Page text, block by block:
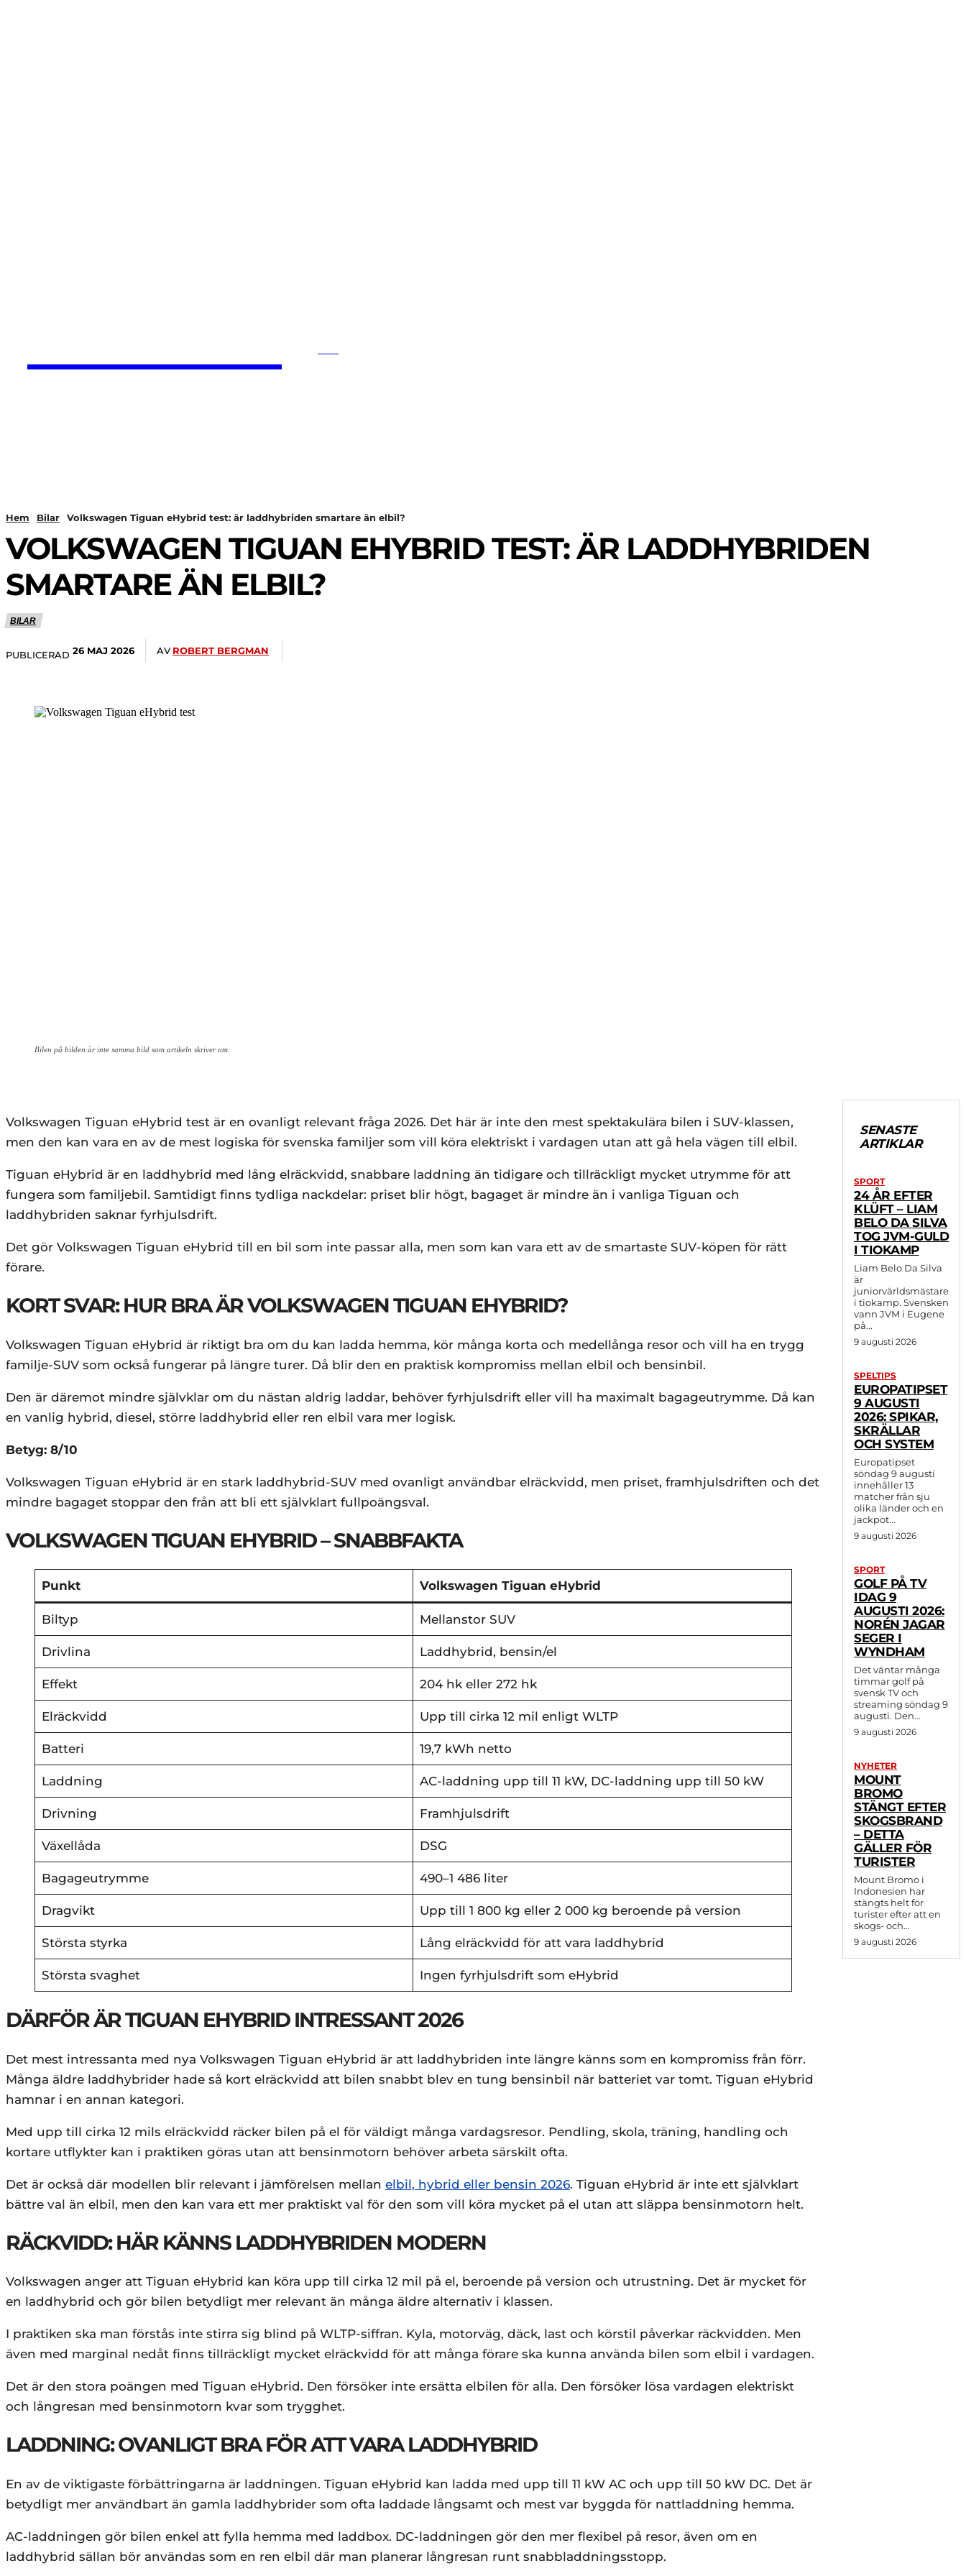
Hem Bilar Volkswagen Tiguan eHybrid test: är laddhybriden smartare än elbil?
VOLKSWAGEN TIGUAN EHYBRID TEST: ÄR LADDHYBRIDEN
SMARTARE ÄN ELBIL?
BILAR
PUBLICERAD 26 MAJ 2026 AV ROBERT BERGMAN
Bilen på bilden är inte samma bild som artikeln skriver om.
Volkswagen Tiguan eHybrid test är en ovanligt relevant fråga 2026. Det här är inte den mest spektakulära bilen i SUV-klassen,
men den kan vara en av de mest logiska för svenska familjer som vill köra elektriskt i vardagen utan att gå hela vägen till elbil.
Tiguan eHybrid är en laddhybrid med lång elräckvidd, snabbare laddning än tidigare och tillräckligt mycket utrymme för att
fungera som familjebil. Samtidigt finns tydliga nackdelar: priset blir högt, bagaget är mindre än i vanliga Tiguan och
laddhybriden saknar fyrhjulsdrift.
Det gör Volkswagen Tiguan eHybrid till en bil som inte passar alla, men som kan vara ett av de smartaste SUV-köpen för rätt
förare.
KORT SVAR: HUR BRA ÄR VOLKSWAGEN TIGUAN EHYBRID?
Volkswagen Tiguan eHybrid är riktigt bra om du kan ladda hemma, kör många korta och medellånga resor och vill ha en trygg
familje-SUV som också fungerar på längre turer. Då blir den en praktisk kompromiss mellan elbil och bensinbil.
Den är däremot mindre självklar om du nästan aldrig laddar, behöver fyrhjulsdrift eller vill ha maximalt bagageutrymme. Då kan
en vanlig hybrid, diesel, större laddhybrid eller ren elbil vara mer logisk.
Betyg: 8/10
Volkswagen Tiguan eHybrid är en stark laddhybrid-SUV med ovanligt användbar elräckvidd, men priset, framhjulsdriften och det
mindre bagaget stoppar den från att bli ett självklart fullpoängsval.
VOLKSWAGEN TIGUAN EHYBRID – SNABBFAKTA
Punkt Volkswagen Tiguan eHybrid
Biltyp Mellanstor SUV
Drivlina Laddhybrid, bensin/el
Effekt 204 hk eller 272 hk
Elräckvidd Upp till cirka 12 mil enligt WLTP
Batteri 19,7 kWh netto
Laddning AC-laddning upp till 11 kW, DC-laddning upp till 50 kW
Drivning Framhjulsdrift
Växellåda DSG
Bagageutrymme 490–1 486 liter
Dragvikt Upp till 1 800 kg eller 2 000 kg beroende på version
Största styrka Lång elräckvidd för att vara laddhybrid
Största svaghet Ingen fyrhjulsdrift som eHybrid
DÄRFÖR ÄR TIGUAN EHYBRID INTRESSANT 2026
Det mest intressanta med nya Volkswagen Tiguan eHybrid är att laddhybriden inte längre känns som en kompromiss från förr.
Många äldre laddhybrider hade så kort elräckvidd att bilen snabbt blev en tung bensinbil när batteriet var tomt. Tiguan eHybrid
hamnar i en annan kategori.
Med upp till cirka 12 mils elräckvidd räcker bilen på el för väldigt många vardagsresor. Pendling, skola, träning, handling och
kortare utflykter kan i praktiken göras utan att bensinmotorn behöver arbeta särskilt ofta.
Det är också där modellen blir relevant i jämförelsen mellan elbil, hybrid eller bensin 2026. Tiguan eHybrid är inte ett självklart
bättre val än elbil, men den kan vara ett mer praktiskt val för den som vill köra mycket på el utan att släppa bensinmotorn helt.
RÄCKVIDD: HÄR KÄNNS LADDHYBRIDEN MODERN
Volkswagen anger att Tiguan eHybrid kan köra upp till cirka 12 mil på el, beroende på version och utrustning. Det är mycket för
en laddhybrid och gör bilen betydligt mer relevant än många äldre alternativ i klassen.
I praktiken ska man förstås inte stirra sig blind på WLTP-siffran. Kyla, motorväg, däck, last och körstil påverkar räckvidden. Men
även med marginal nedåt finns tillräckligt mycket elräckvidd för att många förare ska kunna använda bilen som elbil i vardagen.
Det är den stora poängen med Tiguan eHybrid. Den försöker inte ersätta elbilen för alla. Den försöker lösa vardagen elektriskt
och långresan med bensinmotorn kvar som trygghet.
LADDNING: OVANLIGT BRA FÖR ATT VARA LADDHYBRID
En av de viktigaste förbättringarna är laddningen. Tiguan eHybrid kan ladda med upp till 11 kW AC och upp till 50 kW DC. Det är
betydligt mer användbart än gamla laddhybrider som ofta laddade långsamt och mest var byggda för nattladdning hemma.
AC-laddningen gör bilen enkel att fylla hemma med laddbox. DC-laddningen gör den mer flexibel på resor, även om en
laddhybrid sällan bör användas som en ren elbil där man planerar långresan runt snabbladdningsstopp.
SENASTE
ARTIKLAR
SPORT
24 ÅR EFTER
KLÜFT – LIAM
BELO DA SILVA
TOG JVM-GULD
I TIOKAMP
Liam Belo Da Silva
är
juniorvärldsmästare
i tiokamp. Svensken
vann JVM i Eugene
på...
9 augusti 2026
SPELTIPS
EUROPATIPSET
9 AUGUSTI
2026: SPIKAR,
SKRÄLLAR
OCH SYSTEM
Europatipset
söndag 9 augusti
innehåller 13
matcher från sju
olika länder och en
jackpot...
9 augusti 2026
SPORT
GOLF PÅ TV
IDAG 9
AUGUSTI 2026:
NORÉN JAGAR
SEGER I
WYNDHAM
Det väntar många
timmar golf på
svensk TV och
streaming söndag 9
augusti. Den...
9 augusti 2026
NYHETER
MOUNT
BROMO
STÄNGT EFTER
SKOGSBRAND
– DETTA
GÄLLER FÖR
TURISTER
Mount Bromo i
Indonesien har
stängts helt för
turister efter att en
skogs- och...
9 augusti 2026